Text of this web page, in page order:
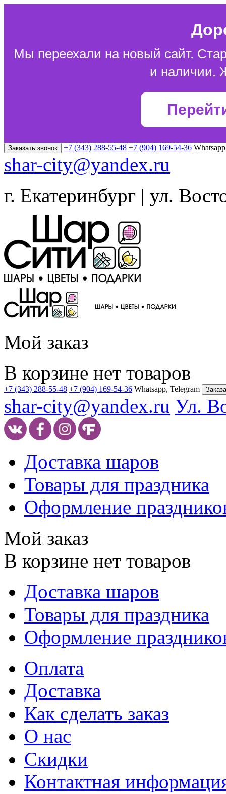
Мы переехали на новый сайт.
и наличии.
Заказать звонок +7 (343) 288-55-48 +7 (904) 169-54-36
shar-city@yandex.ru
г. Екатеринбург | ул.
Мой заказ
В корзине нет товаров
+7 (343) 288-55-48 +7 (904) 169-54-36 Whatsapp, Telegram
shar-city@yandex.ru Ул.
Доставка шаров
Товары для праздника
Оформление
Мой заказ
В корзине нет товаров
Доставка шаров
Товары для праздника
Оформление
Оплата
Доставка
Как сделать заказ
О нас
Скидки
Контактная